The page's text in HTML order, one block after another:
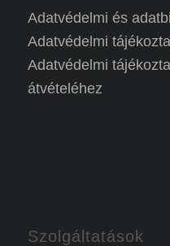
Adatvédelmi és
Adatvédelmi
Adatvédelmi
átvételéhez
Szolgáltatások